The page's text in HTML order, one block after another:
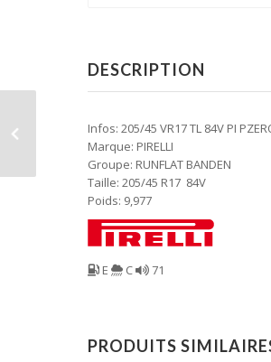
DESCRIPTION
Infos: 205/45 VR17 TL 84V PI
Marque: PIRELLI
Groupe: RUNFLAT BANDEN
Taille: 205/45 R17 84V
Poids: 9,977
E C 71
PRODUITS